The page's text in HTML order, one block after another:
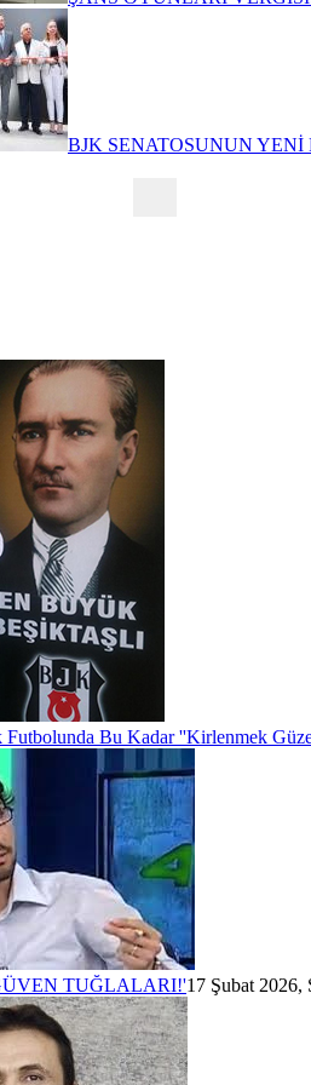
BJK SENATOSUNUN
Futbolunda Bu Kadar ''Kirlenmek
TUĞLALARI!'17 Şubat 2026,